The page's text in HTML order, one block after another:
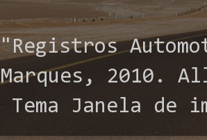
"Registros
Marques, 2010.
Tema Janela de